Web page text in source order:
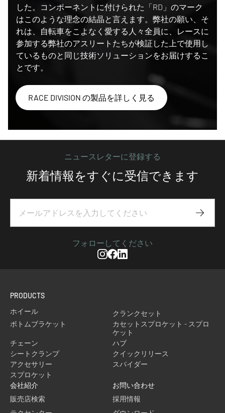
した。コンポーネントに付けられた「RD」のマーク
はこのような理念の結晶と言えます。弊社の願い、そ
れは、自転車をこよなく愛する人々全員に、レースに
参加する弊社のアスリートたちが検証した上で使用し
ているものと同じ技術ソリューションをお届けするこ
とです。
RACE DIVISION の製品を詳しく見る
ニュースレターに登録する
新着情報をすぐに受信できます
フォローしてください
Instagram
Facebook
Linkedin
PRODUCTS
ホイール
クランクセット
ボトムブラケット
カセットスプロケット - スプロ
ケット
チェーン
ハブ
シートクランプ
クイックリリース
アクセサリー
スパイダー
スプロケット
会社紹介
販売店検索
お問い合わせ
採用情報